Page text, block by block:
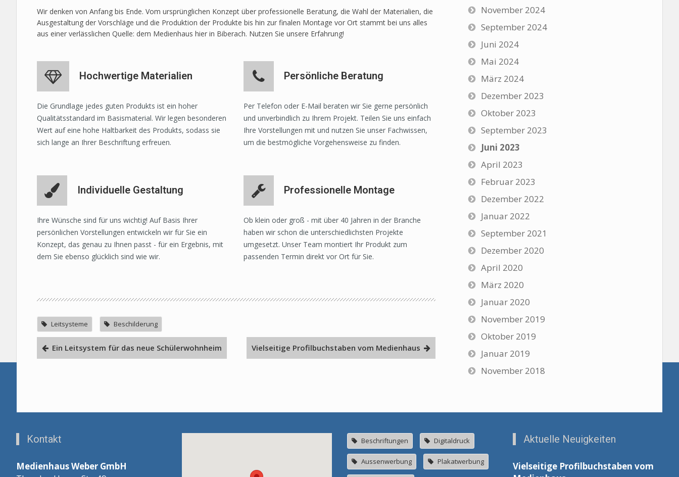
Wir denken von Anfang bis Ende. Vom ursprünglichen Konzept über professionelle Beratung, die Wahl der Materialien, die
Ausgestaltung der Vorschläge und die Produktion der Produkte bis hin zur finalen Montage vor Ort stammt bei uns alles
aus einer verlässlichen Quelle: dem Medienhaus hier in Biberach. Nutzen Sie unsere Erfahrung!
Hochwertige Materialien
Die Grundlage jedes guten Produkts ist ein hoher
Qualitätsstandard im Basismaterial. Wir legen besonderen
Wert auf eine hohe Haltbarkeit des Produkts, sodass sie
sich lange an Ihrer Beschriftung erfreuen.
Persönliche Beratung
Per Telefon oder E-Mail beraten wir Sie gerne persönlich
und unverbindlich zu Ihrem Projekt. Teilen Sie uns einfach
Ihre Vorstellungen mit und nutzen Sie unser Fachwissen,
um die bestmögliche Vorgehensweise zu finden.
Individuelle Gestaltung
Ihre Wünsche sind für uns wichtig! Auf Basis Ihrer
persönlichen Vorstellungen entwickeln wir für Sie ein
Konzept, das genau zu Ihnen passt - für ein Ergebnis, mit
dem Sie ebenso glücklich sind wie wir.
Professionelle Montage
Ob klein oder groß - mit über 40 Jahren in der Branche
haben wir schon die unterschiedlichsten Projekte
umgesetzt. Unser Team montiert Ihr Produkt zum
passenden Termin direkt vor Ort für Sie.
Leitsysteme Beschilderung
Ein Leitsystem für das neue Schülerwohnheim Vielseitige Profilbuchstaben vom Medienhaus
November 2024
September 2024
Juni 2024
Mai 2024
März 2024
Dezember 2023
Oktober 2023
September 2023
Juni 2023
April 2023
Februar 2023
Dezember 2022
Januar 2022
September 2021
Dezember 2020
April 2020
März 2020
Januar 2020
November 2019
Oktober 2019
Januar 2019
November 2018
Kontakt
Medienhaus Weber GmbH
Beschriftungen Digitaldruck
Aussenwerbung Plakatwerbung
Aktuelle Neuigkeiten
Vielseitige Profilbuchstaben vom